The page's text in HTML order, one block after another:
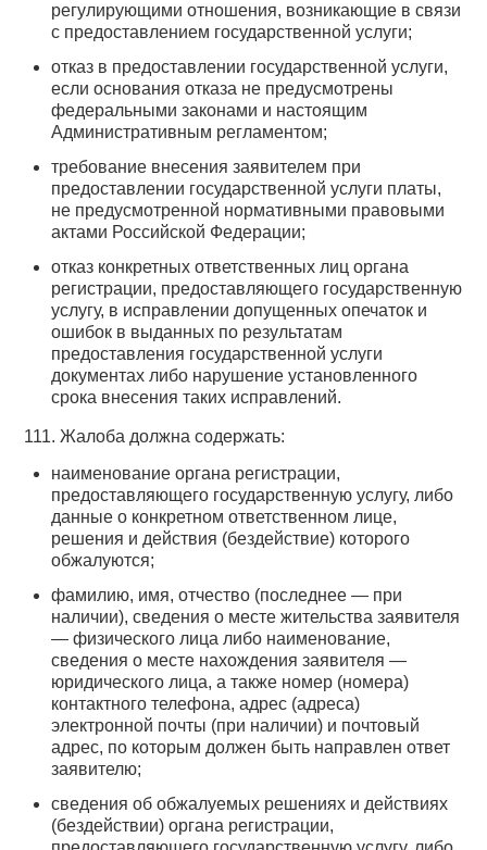
регулирующими отношения, возникающие в связи
с предоставлением государственной услуги;
отказ в предоставлении государственной услуги,
если основания отказа не предусмотрены
федеральными законами и настоящим
Административным регламентом;
требование внесения заявителем при
предоставлении государственной услуги платы,
не предусмотренной нормативными правовыми
актами Российской Федерации;
отказ конкретных ответственных лиц органа
регистрации, предоставляющего государственную
услугу, в исправлении допущенных опечаток и
ошибок в выданных по результатам
предоставления государственной услуги
документах либо нарушение установленного
срока внесения таких исправлений.
111. Жалоба должна содержать:
наименование органа регистрации,
предоставляющего государственную услугу, либо
данные о конкретном ответственном лице,
решения и действия (бездействие) которого
обжалуются;
фамилию, имя, отчество (последнее — при
наличии), сведения о месте жительства заявителя
— физического лица либо наименование,
сведения о месте нахождения заявителя —
юридического лица, а также номер (номера)
контактного телефона, адрес (адреса)
электронной почты (при наличии) и почтовый
адрес, по которым должен быть направлен ответ
заявителю;
сведения об обжалуемых решениях и действиях
(бездействии) органа регистрации,